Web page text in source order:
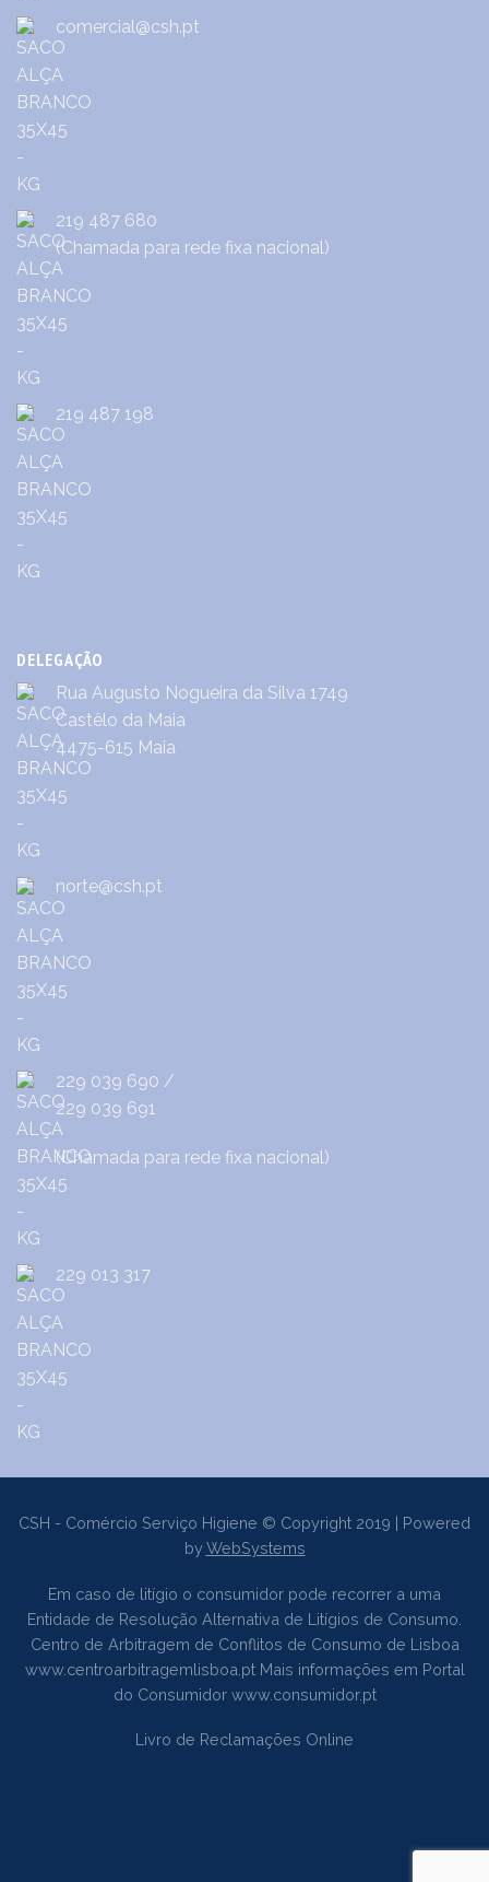
comercial@csh.pt
219 487 680
(Chamada para rede fixa nacional)
219 487 198
DELEGAÇÃO
Rua Augusto Nogueira da Silva 1749
Castêlo da Maia
4475-615 Maia
norte@csh.pt
229 039 690 /
229 039 691
(Chamada para rede fixa nacional)
229 013 317
CSH - Comércio Serviço Higiene © Copyright 2019 | Powered
byWebSystems
Em caso de litígio o consumidor pode recorrer a uma
Entidade de Resolução Alternativa de Litígios de Consumo.
Centro de Arbitragem de Conflitos de Consumo de Lisboa
www.centroarbitragemlisboa.ptMais informações em Portal
do Consumidor www.consumidor.pt
Livro de Reclamações Online